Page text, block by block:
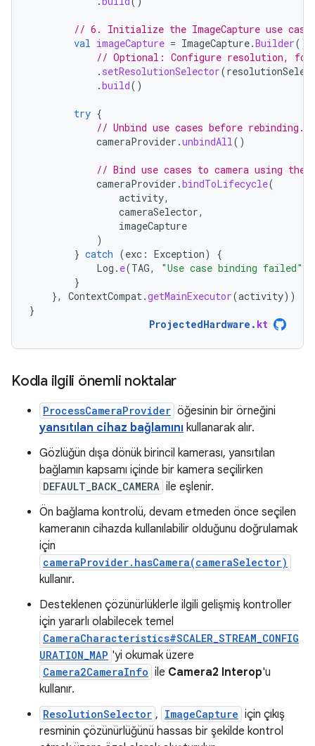
// 6. Initialize the ImageCapture use
val imageCapture = ImageCapture.Builder()
// Optional: Configure resolution,
. setResolutionSelector(
.build()
try {
// Unbind use cases before rebinding.
cameraProvider .unbindAll()
// Bind use cases to camera using
cameraProvider .bindToLifecycle(
activity,
cameraSelector,
imageCapture
)
} catch (exc : Exception)
{
Log . e(TAG, "Use case binding failed"
}
},
ContextCompat.getMainExecutor(activity))
}
ProjectedHardware . kt
Kodla ilgili önemli noktalar
ProcessCameraProvider öğesinin bir örneğini
yansıtılan cihaz bağlamını kullanarak alır.
Gözlüğün dışa dönük birincil kamerası, yansıtılan
bağlamın kapsamı içinde bir kamera seçilirken
DEFAULT_BACK_CAMERA ile eşlenir.
Ön bağlama kontrolü, devam etmeden önce seçilen
kameranın cihazda kullanılabilir olduğunu doğrulamak
için
cameraProvider.hasCamera(cameraSelector)
kullanır.
Desteklenen çözünürlüklerle ilgili gelişmiş kontroller
için yararlı olabilecek temel
CameraCharacteristics#SCALER_STREAM_CONFIG
URATION_MAP 'yi okumak üzere
Camera2CameraInfo ile Camera2 Interop'u
kullanır.
ResolutionSelector , ImageCapture için çıkış
resminin çözünürlüğünü hassas bir şekilde kontrol